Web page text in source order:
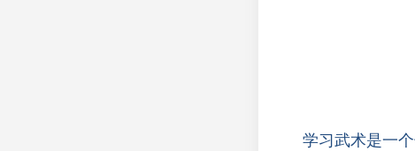
学习武术是一